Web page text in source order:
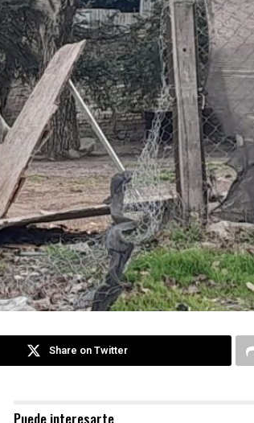
Share on Twitter
Puede interesarte